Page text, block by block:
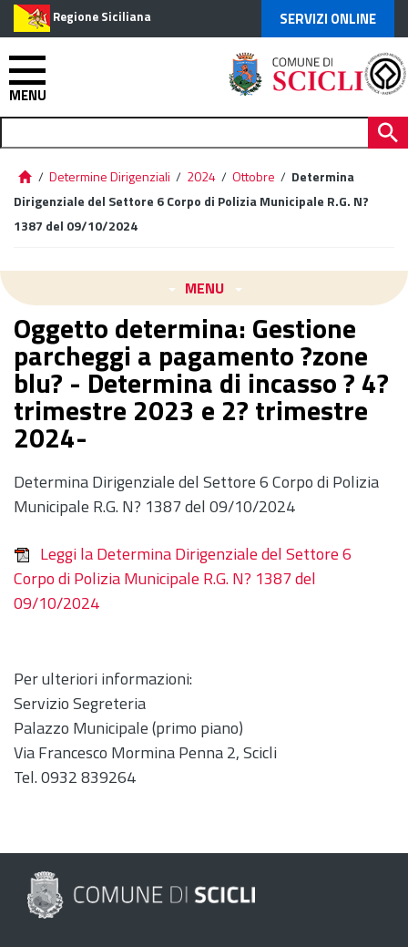
Regione Siciliana SERVIZI ONLINE
MENU
/ Determine Dirigenziali / 2024 / Ottobre / Determina
Dirigenziale del Settore 6 Corpo di Polizia Municipale R.G. N?
1387 del 09/10/2024
MENU
Oggetto determina: Gestione
parcheggi a pagamento ?zone
blu? - Determina di incasso ? 4?
trimestre 2023 e 2? trimestre
2024-
Determina Dirigenziale del Settore 6 Corpo di Polizia
Municipale R.G. N? 1387 del 09/10/2024
Leggi la Determina Dirigenziale del Settore 6
Corpo di Polizia Municipale R.G. N? 1387 del
09/10/2024
Per ulteriori informazioni:
Servizio Segreteria
Palazzo Municipale (primo piano)
Via Francesco Mormina Penna 2, Scicli
Tel. 0932 839264